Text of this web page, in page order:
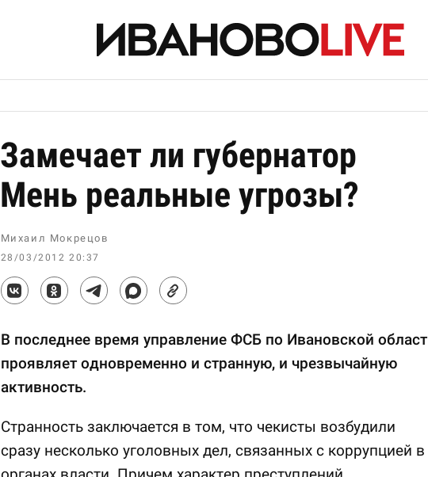
Замечает ли губернатор
Мень реальные угрозы?
Михаил Мокрецов
28/03/2012 20:37
В последнее время управление ФСБ по Ивановской
проявляет одновременно и странную, и чрезвычайную
активность.
Странность заключается в том, что чекисты возбудили
сразу несколько уголовных дел, связанных с коррупцией в